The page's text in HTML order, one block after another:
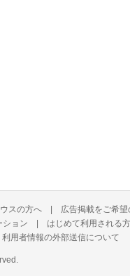
スの方へ | 広告掲載をご希望
ション | はじめて利用される
利用者情報の外部送信について